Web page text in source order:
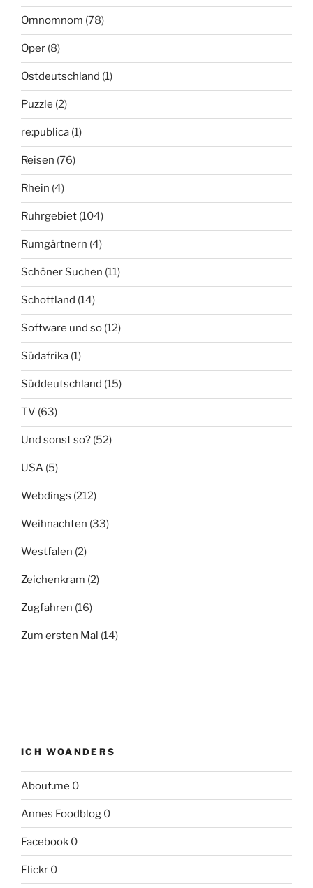
Omnomnom (78)
Oper (8)
Ostdeutschland (1)
Puzzle (2)
re:publica (1)
Reisen (76)
Rhein (4)
Ruhrgebiet (104)
Rumgärtnern (4)
Schöner Suchen (11)
Schottland (14)
Software und so (12)
Südafrika (1)
Süddeutschland (15)
TV (63)
Und sonst so? (52)
USA (5)
Webdings (212)
Weihnachten (33)
Westfalen (2)
Zeichenkram (2)
Zugfahren (16)
Zum ersten Mal (14)
ICH WOANDERS
About.me 0
Annes Foodblog 0
Facebook 0
Flickr 0